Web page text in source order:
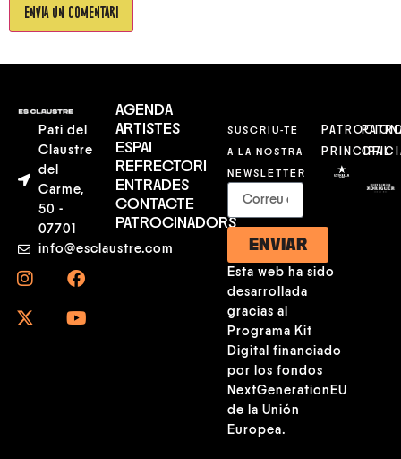
Pati del
Claustre
del
Carme,
50 -
07701
info@esclaustre.com
AGENDA
ARTISTES
ESPAI
REFRECTORI
ENTRADES
CONTACTE
PATROCINADORS
SUSCRIU-TE
A LA NOSTRA
NEWSLETTER
ENVIAR
Esta web ha sido
desarrollada
gracias al
Programa Kit
Digital financiado
por los fondos
NextGenerationEU
de la Unión
Europea.
PRINCIPAL